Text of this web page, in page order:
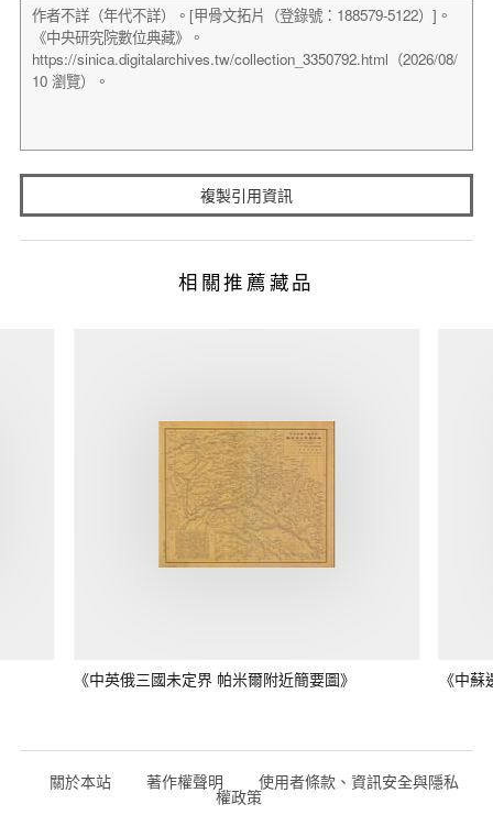
複製引用資訊
相關推薦藏品
《中英俄三國未定界 帕米爾附近簡要圖》 《中
關於本站 著作權聲明 使用者條款、資訊安全與隱私
權政策